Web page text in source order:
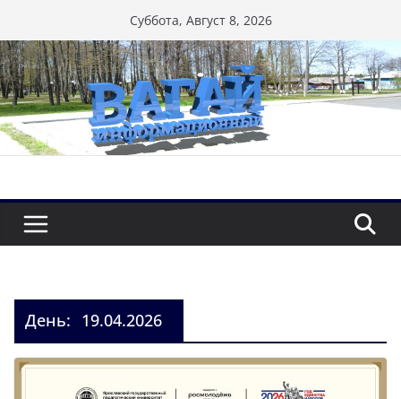
к
содержимому
Суббота, Август 8, 2026
День: 19.04.2026